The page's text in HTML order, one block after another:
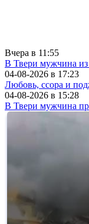
Вчера в 11:55
В Твери мужчина из
04-08-2026 в 17:23
Любовь, ссора и
04-08-2026 в 15:28
В Твери мужчина